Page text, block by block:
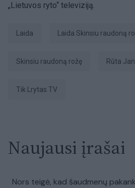
„Lietuvos ryto“ televiziją.
laida laida Skinsiu raudoną
Skinsiu raudoną rožę Rūta
tik Lrytas.TV
Naujausi įrašai
Nors teigė, kad šaudmenų